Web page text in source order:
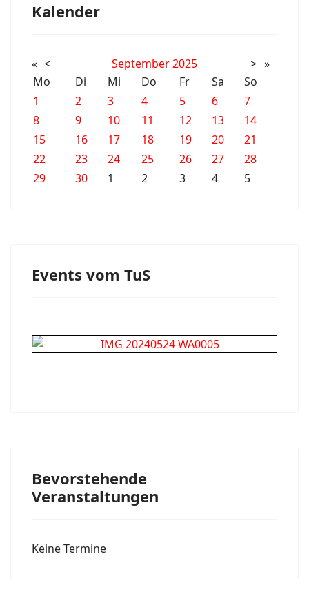
Kalender
« < September 2025 > »
Mo
Di Mi Do Fr Sa
So
1
2 3 4 5 6
7
8
9 10 11 12 13
14
15
16 17 18 19 20
21
22
23 24 25 26 27
28
29
30 1 2 3 4 5
Events vom TuS
Bevorstehende
Veranstaltungen
Keine Termine